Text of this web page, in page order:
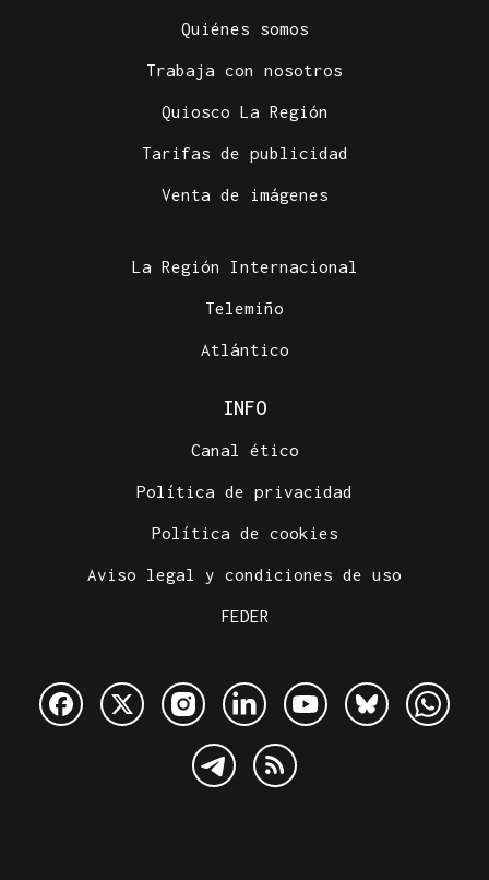
Quiénes somos
Trabaja con nosotros
Quiosco La Región
Tarifas de publicidad
Venta de imágenes
La Región Internacional
Telemiño
Atlántico
INFO
Canal ético
Política de privacidad
Política de cookies
Aviso legal y condiciones de uso
FEDER